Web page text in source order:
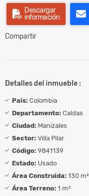
Descargar
información
Compartir
Detalles del inmueble :
País: Colombia
Departamento: Caldas
Ciudad: Manizales
Sector: Villa Pilar
Código: 9841139
Estado: Usado
Área Construida: 130 m²
Área Terreno: 1 m²